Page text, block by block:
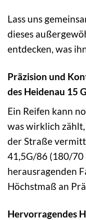
Lass uns
dieses
entdecken, was
Präzision und
des Heidenau 15
Ein Reifen kann
was wirklich
der Straße
41,5G/86 (180/70
herausragenden
Höchstmaß an
Hervorragendes